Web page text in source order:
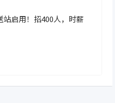
启用！招400人，时薪